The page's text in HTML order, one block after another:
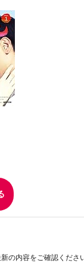
の内容をご確認くださ